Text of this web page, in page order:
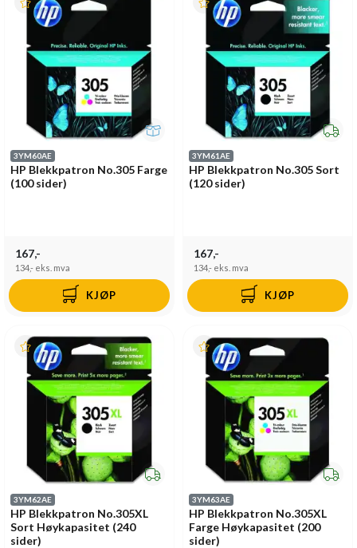
3YM60AE
HP Blekkpatron No.305 Farge
(100 sider)
167,-
134,- eks. mva
KJØP
3YM61AE
HP Blekkpatron No.305 Sort
(120 sider)
167,-
134,- eks. mva
KJØP
3YM62AE
HP Blekkpatron No.305XL
Sort Høykapasitet (240
sider)
3YM63AE
HP Blekkpatron No.305XL
Farge Høykapasitet (200
sider)